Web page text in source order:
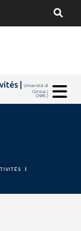
|Università di
Corsica |
CNRS |
|